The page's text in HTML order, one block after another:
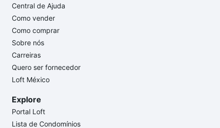
Central de Ajuda
Como vender
Como comprar
Sobre nós
Carreiras
Quero ser fornecedor
Loft México
Explore
Portal Loft
Lista de Condomínios